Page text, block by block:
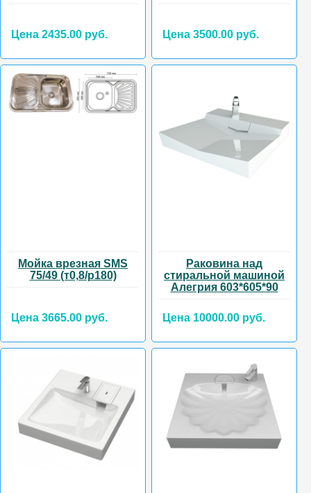
Цена 2435.00 руб. Цена 3500.00 руб.
Мойка врезная SMS
75/49 (т0,8/р180)
Цена 3665.00 руб.
Раковина над
стиральной машиной
Алегрия 603*605*90
Цена 10000.00 руб.